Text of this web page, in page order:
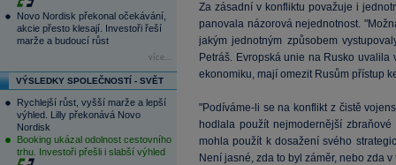
Novo Nordisk překonal očekávání,
akcie přesto klesají. Investoři řeší
marže a budoucí růst
více...
VÝSLEDKY SPOLEČNOSTÍ - SVĚT
Rychlejší růst, vyšší marže a lepší
výhled. Lilly překonává Novo
Nordisk
Booking ukázal odolnost cestovního
trhu. Investoři přešli i slabší výhled
Za zásadní v konfliktu považuje i
panovala názorová nejednotnost.
jakým jednotným způsobem
Petráš. Evropská unie na Rusko
ekonomiku, mají omezit Rusům přístup
"Podíváme-li se na konflikt z čistě
hodlala použít nejmodernější
mohla použít k dosažení svého
Není jasné, zda to byl záměr, nebo zda